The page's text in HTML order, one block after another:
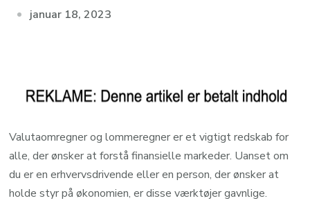
januar 18, 2023
Valutaomregner og lommeregner er et vigtigt redskab for
alle, der ønsker at forstå finansielle markeder. Uanset om
du er en erhvervsdrivende eller en person, der ønsker at
holde styr på økonomien, er disse værktøjer gavnlige.